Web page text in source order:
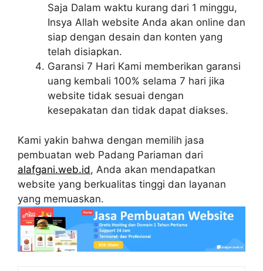
Saja Dalam waktu kurang dari 1 minggu,
Insya Allah website Anda akan online dan
siap dengan desain dan konten yang
telah disiapkan.
Garansi 7 Hari Kami memberikan garansi
uang kembali 100% selama 7 hari jika
website tidak sesuai dengan
kesepakatan dan tidak dapat diakses.
Kami yakin bahwa dengan memilih jasa
pembuatan web Padang Pariaman dari
alafgani.web.id, Anda akan mendapatkan
website yang berkualitas tinggi dan layanan
yang memuaskan.